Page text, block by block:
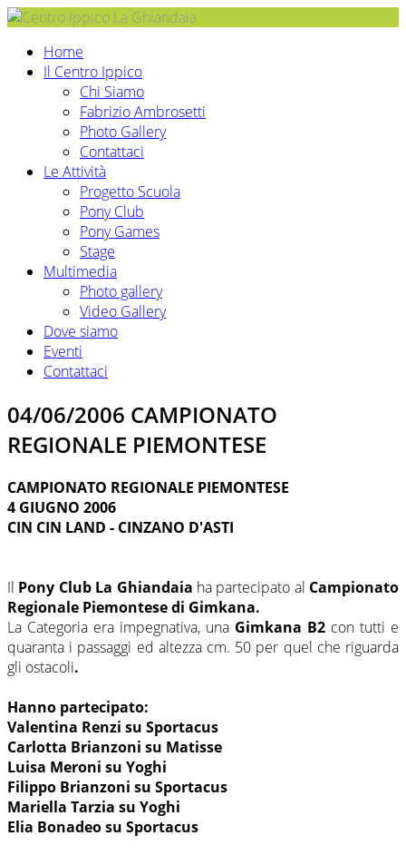
Home
Il Centro Ippico
Chi Siamo
Fabrizio Ambrosetti
Photo Gallery
Contattaci
Le Attività
Progetto Scuola
Pony Club
Pony Games
Stage
Multimedia
Photo gallery
Video Gallery
Dove siamo
Eventi
Contattaci
04/06/2006 CAMPIONATO
REGIONALE PIEMONTESE
CAMPIONATO REGIONALE PIEMONTESE
4 GIUGNO 2006
CIN CIN LAND - CINZANO D'ASTI
Il Pony Club La Ghiandaia ha partecipato al Campionato
Regionale Piemontese di Gimkana.
La Categoria era impegnativa, una Gimkana B2 con tutti e
quaranta i passaggi ed altezza cm. 50 per quel che riguarda
gli ostacoli.
Hanno partecipato:
Valentina Renzi su Sportacus
Carlotta Brianzoni su Matisse
Luisa Meroni su Yoghi
Filippo Brianzoni su Sportacus
Mariella Tarzia su Yoghi
Elia Bonadeo su Sportacus